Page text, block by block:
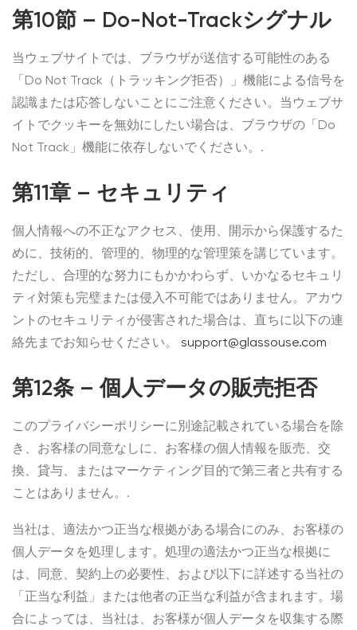
第10節 – Do-Not-Trackシグナル
当ウェブサイトでは、ブラウザが送信する可能性のある
「Do Not Track（トラッキング拒否）」機能による信号を
認識または応答しないことにご注意ください。当ウェブサ
イトでクッキーを無効にしたい場合は、ブラウザの「Do
Not Track」機能に依存しないでください。.
第11章 – セキュリティ
個人情報への不正なアクセス、使用、開示から保護するた
めに、技術的、管理的、物理的な管理策を講じています。
ただし、合理的な努力にもかかわらず、いかなるセキュリ
ティ対策も完璧または侵入不可能ではありません。アカウ
ントのセキュリティが侵害された場合は、直ちに以下の連
絡先までお知らせください。 support@glassouse.com
第12条 – 個人データの販売拒否
このプライバシーポリシーに別途記載されている場合を除
き、お客様の同意なしに、お客様の個人情報を販売、交
換、貸与、またはマーケティング目的で第三者と共有する
ことはありません。.
当社は、適法かつ正当な根拠がある場合にのみ、お客様の
個人データを処理します。処理の適法かつ正当な根拠に
は、同意、契約上の必要性、および以下に詳述する当社の
「正当な利益」または他者の正当な利益が含まれます。場
合によっては、当社は、お客様が個人データを収集する際